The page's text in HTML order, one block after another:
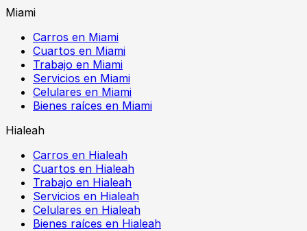
Miami
Carros en Miami
Cuartos en Miami
Trabajo en Miami
Servicios en Miami
Celulares en Miami
Bienes raíces en Miami
Hialeah
Carros en Hialeah
Cuartos en Hialeah
Trabajo en Hialeah
Servicios en Hialeah
Celulares en Hialeah
Bienes raíces en Hialeah